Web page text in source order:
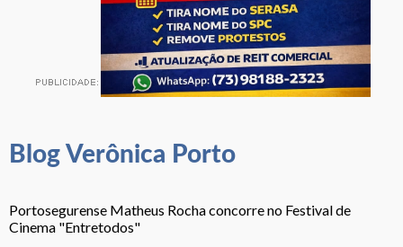
Blog Verônica Porto
Portosegurense Matheus Rocha concorre no Festival de
Cinema "Entretodos"